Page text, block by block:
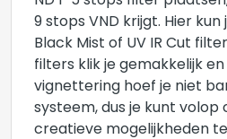
9 stops VND krijgt. Hier
Black Mist of UV IR Cut
filters klik je gemakkelijk
vignettering hoef je niet
systeem, dus je kunt volop
creatieve mogelijkheden